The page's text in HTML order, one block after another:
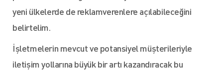
yeni ülkelerde de reklamverenlere açılabileceğini
belirtelim.
İşletmelerin mevcut ve potansiyel müşterileriyle
iletişim yollarına büyük bir artı kazandıracak bu